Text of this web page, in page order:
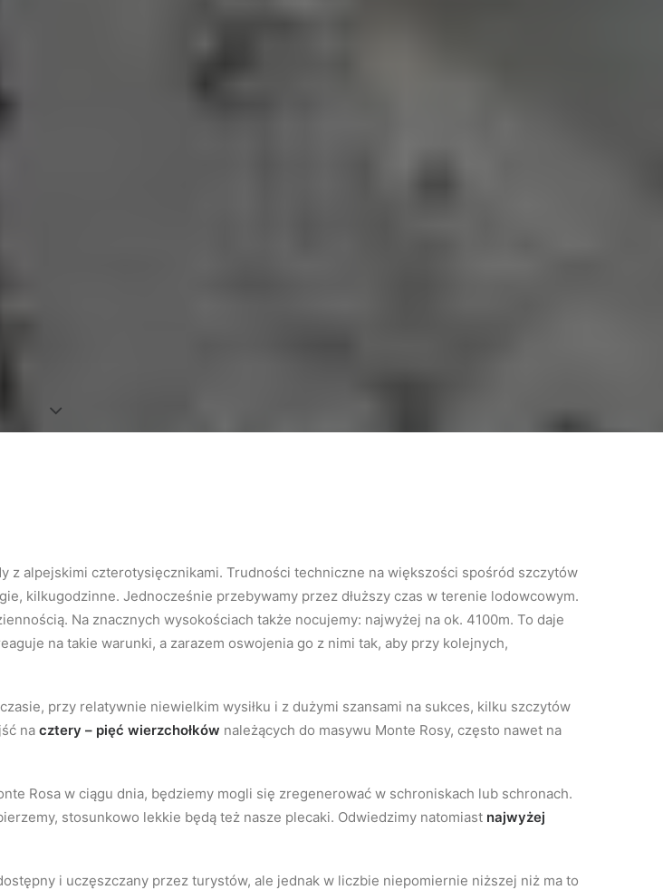
z alpejskimi czterotysięcznikami. Trudności techniczne na większości spośród szczytów
kilkugodzinne. Jednocześnie przebywamy przez dłuższy czas w terenie lodowcowym.
Na znacznych wysokościach także nocujemy: najwyżej na ok. 4100m. To daje
na takie warunki, a zarazem oswojenia go z nimi tak, aby przy kolejnych,
przy relatywnie niewielkim wysiłku i z dużymi szansami na sukces, kilku szczytów
na cztery – pięć wierzchołków należących do masywu Monte Rosy, często nawet na
Rosa w ciągu dnia, będziemy mogli się zregenerować w schroniskach lub schronach.
stosunkowo lekkie będą też nasze plecaki. Odwiedzimy natomiast najwyżej
i uczęszczany przez turystów, ale jednak w liczbie niepomiernie niższej niż ma to